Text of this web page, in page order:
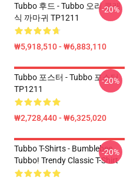
Tubbo 후드 - Tubbo 오리 클래
식 까마귀 TP1211
₩5,918,510 - ₩6,883,110
-20%
Tubbo 포스터 - Tubbo 포스터
TP1211
₩2,728,440 - ₩6,325,020
-20%
Tubbo T-Shirts - Bumblebee
Tubbo! Trendy Classic T-Shirt
-20%